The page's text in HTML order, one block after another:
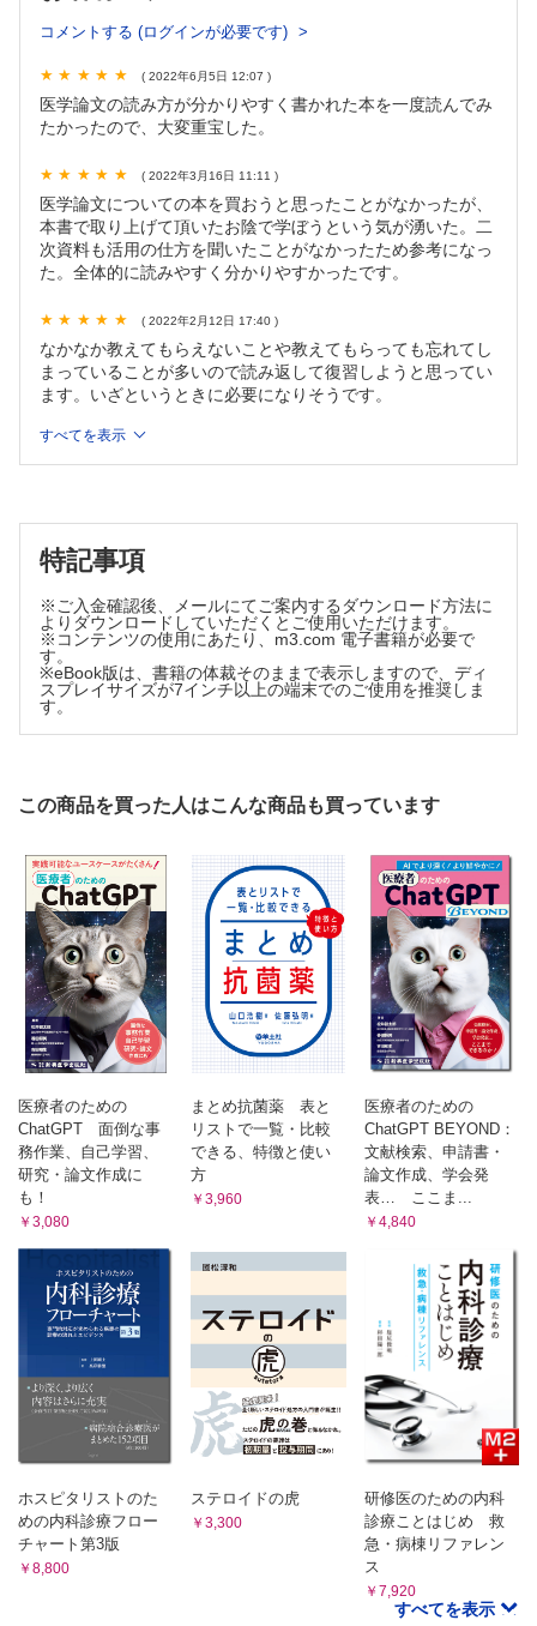
病棟コールの対応、おまかせください！ 当直明けの振りかえ
第11回 意識障害に対応しよう／藤野貴久
会話を愉しみ，ピースを集める 病歴聴取のコツ
第3回 メカニズムを突き詰めろ／小松孝行
第11回 MRIの安全性 ～研修医がMRI検査を依頼するために
知っておくべきこと～／樋口智博，扇 和之
よく使う日常治療薬の正しい使い方
妊娠高血圧症候群の治療薬の考え方，使い方／福井陽介，成
瀨勝彦
Case6 パニック発作／井上真一郎，（コラム）兼久雅之
こんなにも面白い医学の世界 からだのトリビア教えます
Dr.ヤンデルの勝手に索引作ります！ 通読できるように作ら
の高体温～／林 寛之
第245回 プログラマーは話が早い！／中島 伸
コメントする (ログインが必要です)
( 2022年6月5日 12:07 )
医学論文の読み方が分かりやすく書かれた本を一度読んでみ
たかったので、大変重宝した。
( 2022年3月16日 11:11 )
医学論文についての本を買おうと思ったことがなかったが、
本書で取り上げて頂いたお陰で学ぼうという気が湧いた。二
次資料も活用の仕方を聞いたことがなかったため参考になっ
た。全体的に読みやすく分かりやすかったです。
( 2022年2月12日 17:40 )
なかなか教えてもらえないことや教えてもらっても忘れてし
まっていることが多いので読み返して復習しようと思ってい
ます。いざというときに必要になりそうです。
すべてを表示
特記事項
※ご入金確認後、メールにてご案内するダウンロード方法に
よりダウンロードしていただくとご使用いただけます。
※コンテンツの使用にあたり、m3.com 電子書籍が必要で
す。
※eBook版は、書籍の体裁そのままで表示しますので、ディ
スプレイサイズが7インチ以上の端末でのご使用を推奨しま
す。
この商品を買った人はこんな商品も買っています
医療者のための
ChatGPT 面倒な事
務作業、自己学習、
研究・論文作成に
も！
￥3,080
まとめ抗菌薬 表と
リストで一覧・比較
できる、特徴と使い
方
￥3,960
医療者のための
ChatGPT BEYOND：
文献検索、申請書・
論文作成、学会発
表… ここま...
￥4,840
ホスピタリストのた
めの内科診療フロー
チャート第3版
￥8,800
ステロイドの虎
￥3,300
研修医のための内科
診療ことはじめ 救
急・病棟リファレン
ス
￥7,920
すべてを表示